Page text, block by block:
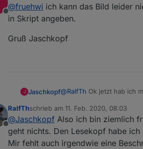
die ersten Sonoff POW R2
Der Sonoff POW R2
Ich habe eine BPW40 mit
Offline
@fruehwi ich kann das Bild leider
in Skript angeben.
Gruß Jaschkopf
J Jaschkopf@RalfTh Ok jetzt hab ich
Aber das sich dein Skript
Firmware neu flashen.
compilierst, wie in der
Gruß Jaschkopf
Offline
RalfThschrieb am 11. Feb. 2020, 08:03
zuletzt editiert von
@Jaschkopf Also ich bin ziemlich
geht nichts. Den Lesekopf habe
Mir fehlt auch irgendwie eine